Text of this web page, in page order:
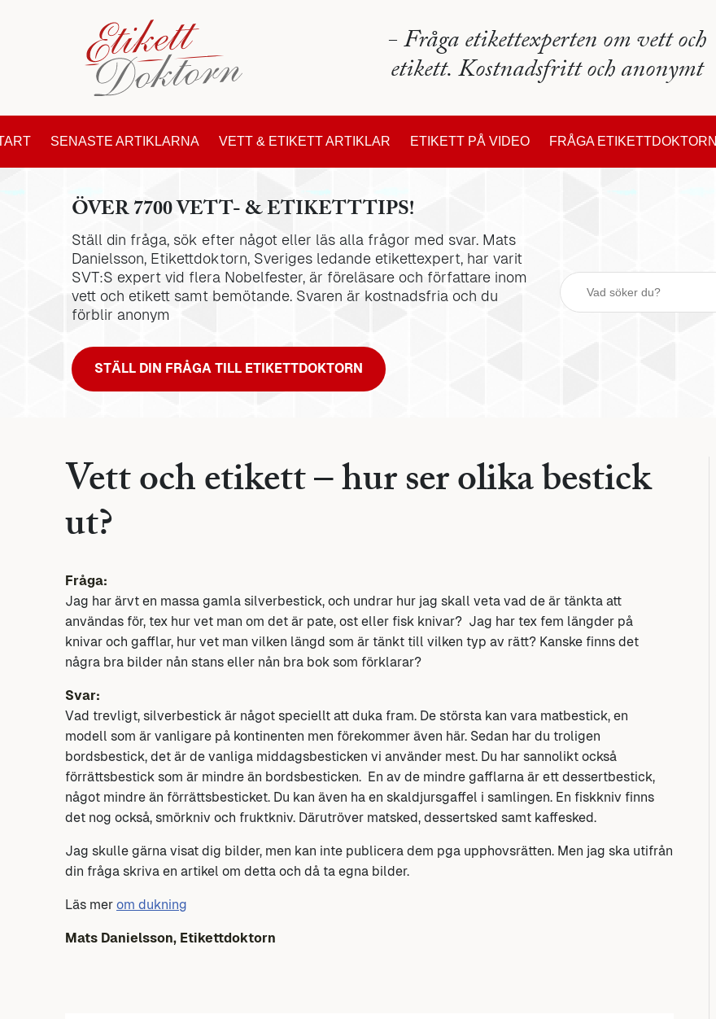
- Fråga etikettexperten om vett och
etikett. Kostnadsfritt och anonymt
SENASTE ARTIKLARNA VETT & ETIKETT ARTIKLAR ETIKETT PÅ VIDEO FRÅGA ETIKETTDOKTORN
ÖVER 7700 VETT- & ETIKETTTIPS!
Ställ din fråga, sök efter något eller läs alla frågor med svar. Mats
Danielsson, Etikettdoktorn, Sveriges ledande etikettexpert, har varit
SVT:S expert vid flera Nobelfester, är föreläsare och författare inom
vett och etikett samt bemötande. Svaren är kostnadsfria och du
förblir anonym
STÄLL DIN FRÅGA TILL ETIKETTDOKTORN
Vett och etikett – hur ser olika bestick
ut?
Fråga:
Jag har ärvt en massa gamla silverbestick, och undrar hur jag skall veta vad de är tänkta att
användas för, tex hur vet man om det är pate, ost eller fisk knivar? Jag har tex fem längder på
knivar och gafflar, hur vet man vilken längd som är tänkt till vilken typ av rätt? Kanske finns det
några bra bilder nån stans eller nån bra bok som förklarar?
Svar:
Vad trevligt, silverbestick är något speciellt att duka fram. De största kan vara matbestick, en
modell som är vanligare på kontinenten men förekommer även här. Sedan har du troligen
bordsbestick, det är de vanliga middagsbesticken vi använder mest. Du har sannolikt också
förrättsbestick som är mindre än bordsbesticken. En av de mindre gafflarna är ett dessertbestick,
något mindre än förrättsbesticket. Du kan även ha en skaldjursgaffel i samlingen. En fiskkniv finns
det nog också, smörkniv och fruktkniv. Därutröver matsked, dessertsked samt kaffesked.
Jag skulle gärna visat dig bilder, men kan inte publicera dem pga upphovsrätten. Men jag ska utifrån
din fråga skriva en artikel om detta och då ta egna bilder.
Läs mer om dukning
Mats Danielsson, Etikettdoktorn